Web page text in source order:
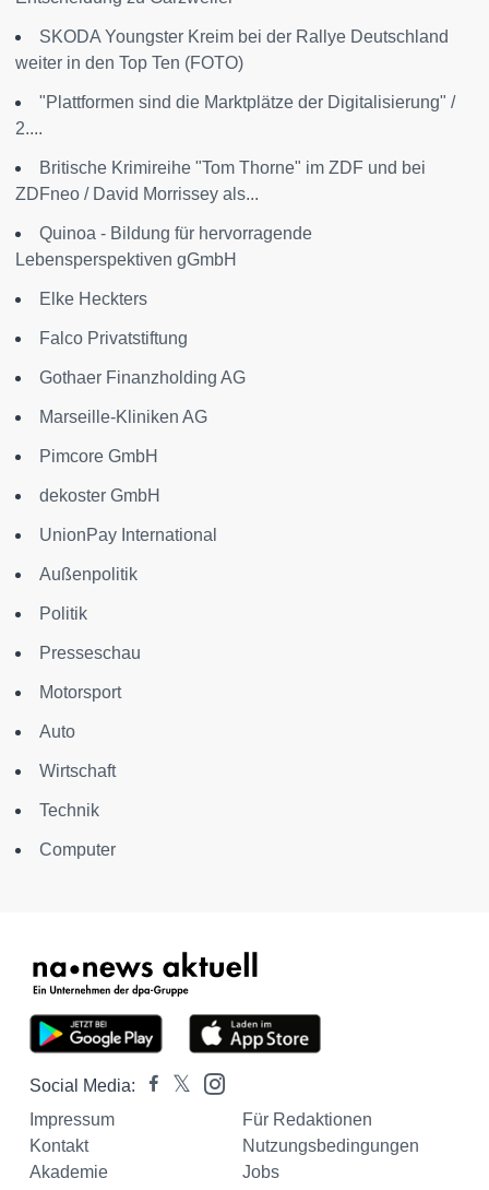
SKODA Youngster Kreim bei der Rallye Deutschland
weiter in den Top Ten (FOTO)
"Plattformen sind die Marktplätze der Digitalisierung" /
2....
Britische Krimireihe "Tom Thorne" im ZDF und bei
ZDFneo / David Morrissey als...
Quinoa - Bildung für hervorragende
Lebensperspektiven gGmbH
Elke Heckters
Falco Privatstiftung
Gothaer Finanzholding AG
Marseille-Kliniken AG
Pimcore GmbH
dekoster GmbH
UnionPay International
Außenpolitik
Politik
Presseschau
Motorsport
Auto
Wirtschaft
Technik
Computer
Social Media:
Impressum
Für Redaktionen
Kontakt
Nutzungsbedingungen
Akademie
Jobs